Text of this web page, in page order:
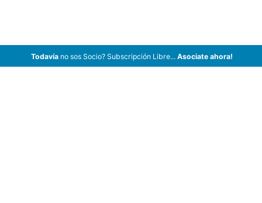
Todavíano sos Socio? Subscripción Libre... Asociate ahora!